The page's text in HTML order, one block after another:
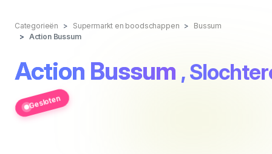
Categorieën Supermarkt en boodschappen
Bussum
Action Bussum
Action Bussum ,
Gesloten